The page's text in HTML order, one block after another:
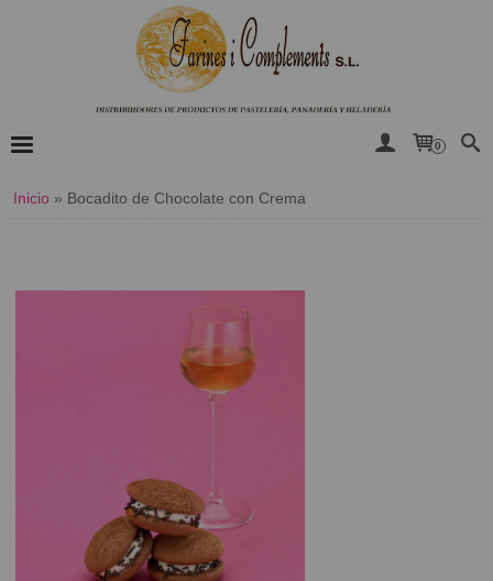
0
Inicio » Bocadito de Chocolate con Crema